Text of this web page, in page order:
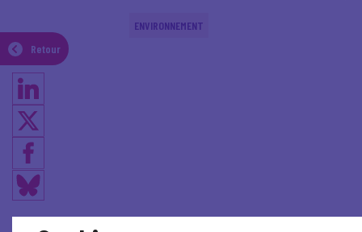
Retour
ENVIRONNEMENT